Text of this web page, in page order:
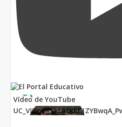
Vídeo de YouTube